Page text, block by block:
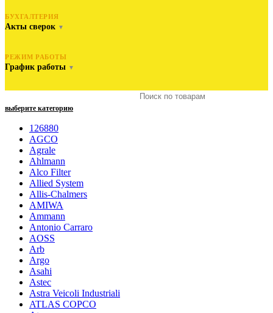
БУХГАЛТЕРИЯ
Акты сверок ▼
РЕЖИМ РАБОТЫ
График работы ▼
выберите категорию
126880
AGCO
Agrale
Ahlmann
Alco Filter
Allied System
Allis-Chalmers
AMIWA
Ammann
Antonio Carraro
AOSS
Arb
Argo
Asahi
Astec
Astra Veicoli Industriali
ATLAS COPCO